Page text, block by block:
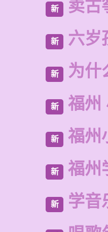
新 卖古
新 六岁
新 为什
新 福州
新 福州
新 福州
新 学音